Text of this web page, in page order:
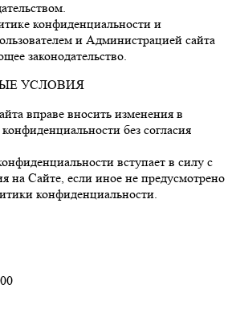
конфиденциальности и
и Администрацией сайта
законодательство.
УСЛОВИЯ
вправе вносить изменения в
без согласия
вступает в силу с
на Сайте, если иное не предусмотрено
конфиденциальности.